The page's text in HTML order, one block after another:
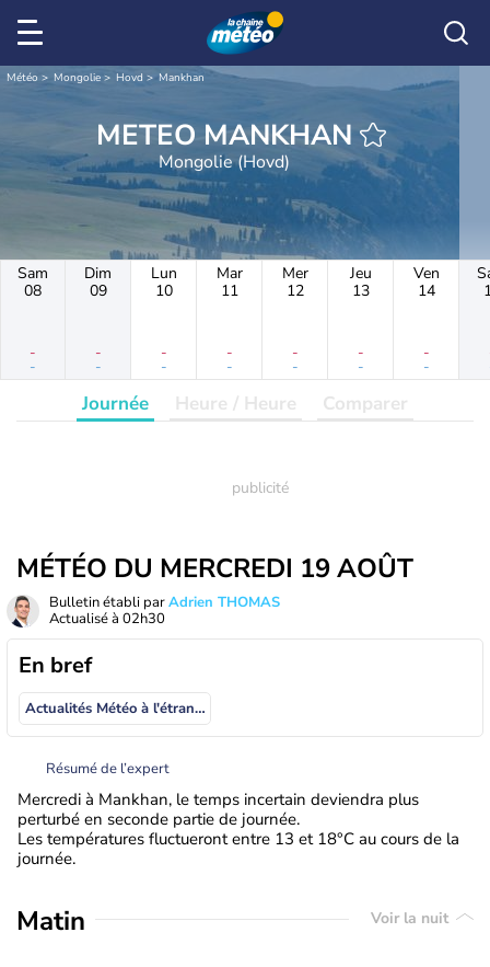
Météo Mongolie Hovd Mankhan
METEO MANKHAN
Mongolie (Hovd)
Sam
08
-
-
Dim
09
-
-
Lun
10
-
-
Mar
11
-
-
Mer
12
-
-
Jeu
13
-
-
Ven
14
-
-
Journée Heure / Heure Comparer
MÉTÉO DU MERCREDI 19 AOÛT
Bulletin établi parAdrien THOMAS
Actualisé à 02h30
En bref
Actualités Météo à l'étranger
Résumé de l’expert
Mercredi à Mankhan, le temps incertain deviendra plus
perturbé en seconde partie de journée.
Les températures fluctueront entre 13 et 18°C au cours de la
journée.
Matin Voir la nuit